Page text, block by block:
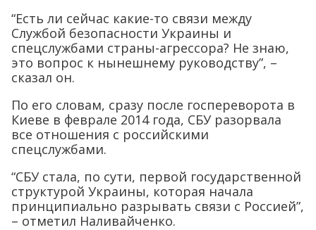
“Есть ли сейчас какие-то связи между
Службой безопасности Украины и
спецслужбами страны-агрессора? Не знаю,
это вопрос к нынешнему руководству”, –
сказал он.
По его словам, сразу после госпереворота в
Киеве в феврале 2014 года, СБУ разорвала
все отношения с российскими
спецслужбами.
“СБУ стала, по сути, первой государственной
структурой Украины, которая начала
принципиально разрывать связи с Россией”,
– отметил Наливайченко.